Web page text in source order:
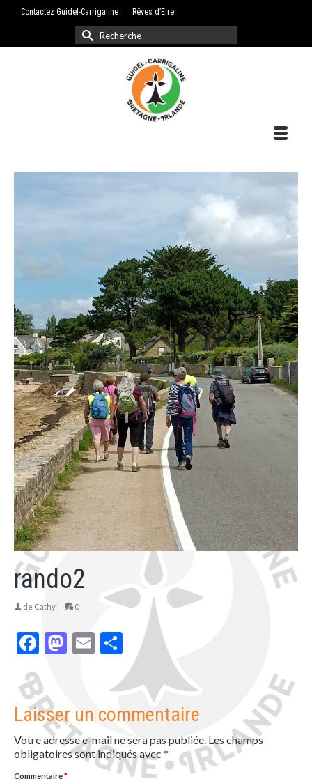
Contactez Guidel-Carrigaline Rêves d’Eire
Rechercher :
rando2
de Cathy | 0
Facebook
Mastodon
EmailPartager
Laisser un commentaire
Votre adresse e-mail ne sera pas publiée. Les champs
obligatoires sont indiqués avec *
Commentaire*